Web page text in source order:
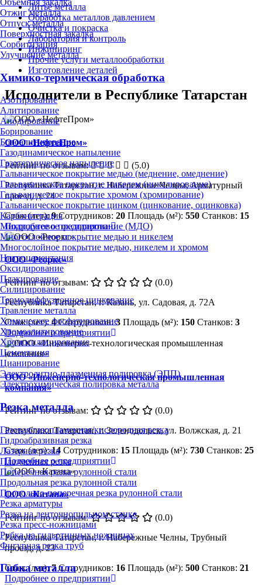
Отжиг металла
Отпуск металла
Поверхностная закалка
Сорбитизация
Улучшение металла
Химико-термическая обработка
Азотирование
Алитирование
Анодирование
Борирование
Бороалитирование
Газодинамическое напыление
Газотермическое напыление
Гальваническое покрытие медью (меднение, омеднение)
Гальваническое покрытие никелем (никелирование)
Гальваническое покрытие хромом (хромирование)
Гальваническое покрытие цинком (цинкование, оцинковка)
Карбонитрация
Микродуговое оксидирование (МДО)
Многослойное покрытие медью и никелем
Многослойное покрытие медью, никелем и хромом
Нитроцементация
Оксидирование
Плакирование
Силицирование
Термодиффузионное цинкование
Травление металла
Химическое фосфатирование
Хромоалитирование
Хромосилицирование
Цементация
Цианирование
Электролитно-плазменная полировка (ЭПП)
Электрохимическая полировка металла
Резка металла
Газовая/газопламенная/кислородная резка
Гидроабразивная резка
Лазерная резка
Плазменная резка
Поперечная резка рулонной стали
Продольная резка рулонной стали
Продольно-поперечная резка рулонной стали
Резка арматуры
Резка на ленточнопильном станке
Резка пресс-ножницами
Рубка на гильотинных ножницах
Фигурная резка труб
Гибка металла
Литьё металла
Обработка металлов давлением
Очистка и покраска
Лаборатория и контроль
Инжиниринг
Прочие услуги металлообработки
Изготовление деталей
Исполнители в Республике Татарстан
ООО «НефтеПром»
Рейтинг по отзывам:
(5.0)
Республика Татарстан, г. Набережные Челны, Арматурный
проезд, д. 24
Стаж (лет):9 Сотрудников: 20 Площадь (м²): 550 Станков: 15
Подробнее о предприятии
ООО «Реоркс»
Рейтинг по отзывам:
(0.0)
Республика Татарстан, г. Казань, ул. Садовая, д. 72А
Стаж (лет):4 Сотрудников:3 Площадь (м²): 150 Станков: 3
Подробнее о предприятии
ООО «Инженерно-технологическая промышленная
компания»
Рейтинг по отзывам:
(0.0)
Республика Татарстан, г. Зеленодольск, ул. Волжская, д. 21
Стаж (лет):14 Сотрудников: 15 Площадь (м²): 730 Станков: 25
Подробнее о предприятии
ООО «Катана»
Рейтинг по отзывам:
(0.0)
Республика Татарстан, г. Набережные Челны, Трубный
проезд, д. 23
Стаж (лет):7 Сотрудников: 16 Площадь (м²): 500 Станков: 21
Подробнее о предприятии